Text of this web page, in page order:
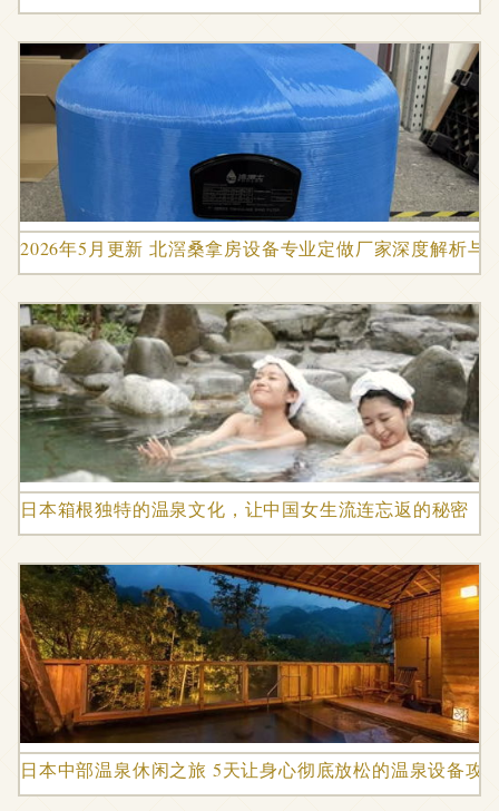
2026年5月更新 北滘桑拿房设备专业定做厂家深度解析与
日本箱根独特的温泉文化，让中国女生流连忘返的秘密
日本中部温泉休闲之旅 5天让身心彻底放松的温泉设备攻